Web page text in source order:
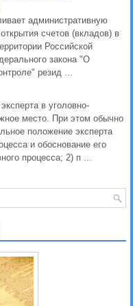
административную
счетов (вкладов) в
Российской
закона "О
резид ...
в уголовно-
место. При этом обычно
положение эксперта
и обоснование его
процесса; 2) п ...